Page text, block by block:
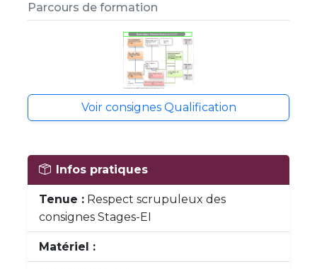
Parcours de formation
Voir consignes Qualification
Infos pratiques
Tenue : Respect scrupuleux des
consignes Stages-EI
Matériel :